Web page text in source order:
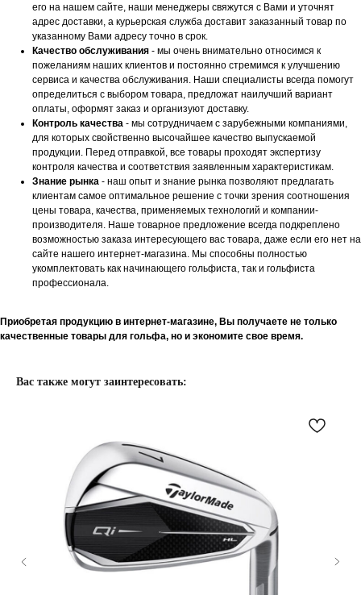
его на нашем сайте, наши менеджеры свяжутся с Вами и уточнят
адрес доставки, а курьерская служба доставит заказанный товар по
указанному Вами адресу точно в срок.
Качество обслуживания - мы очень внимательно относимся к
пожеланиям наших клиентов и постоянно стремимся к улучшению
сервиса и качества обслуживания. Наши специалисты всегда помогут
определиться с выбором товара, предложат наилучший вариант
оплаты, оформят заказ и организуют доставку.
Контроль качества - мы сотрудничаем с зарубежными компаниями,
для которых свойственно высочайшее качество выпускаемой
продукции. Перед отправкой, все товары проходят экспертизу
контроля качества и соответствия заявленным характеристикам.
Знание рынка - наш опыт и знание рынка позволяют предлагать
клиентам самое оптимальное решение с точки зрения соотношения
цены товара, качества, применяемых технологий и компании-
производителя. Наше товарное предложение всегда подкреплено
возможностью заказа интересующего вас товара, даже если его нет на
сайте нашего интернет-магазина. Мы способны полностью
укомплектовать как начинающего гольфиста, так и гольфиста
профессионала.
Приобретая продукцию в интернет-магазине, Вы получаете не только
качественные товары для гольфа, но и экономите свое время.
Вас также могут заинтересовать: